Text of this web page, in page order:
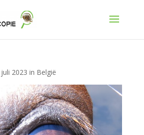
2023 in België